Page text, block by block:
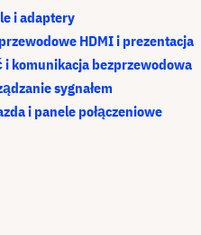
i adaptery
HDMI i prezentacja
i komunikacja bezprzewodowa
sygnałem
i panele połączeniowe